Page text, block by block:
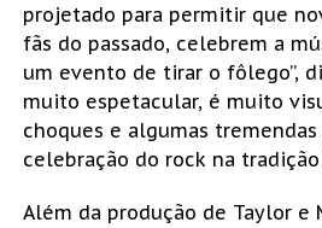
projetado para permitir que
fãs do passado, celebrem a
um evento de tirar o fôlego”,
muito espetacular, é muito
choques e algumas tremendas
celebração do rock na tradição
Além da produção de Taylor e